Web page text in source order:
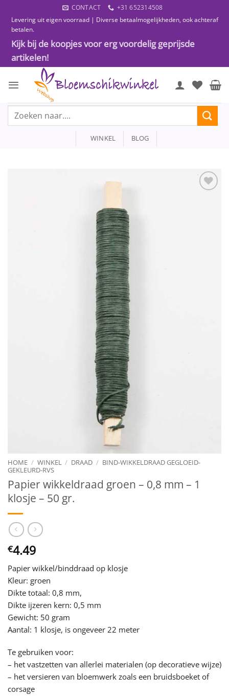
naar
inhoud
CONTACT
+31 652314508
Levering uit eigen voorraad | Diverse betaalmogelijkheden, ook achteraf
betalen.
Kijk bij de koopjes voor erg voordelig geprijsde
artikelen!
Zoeken
WINKEL BLOG
HOME / WINKEL / DRAAD / BIND-WIKKELDRAAD GEGLOEID-
GEKLEURD-RVS
Papier wikkeldraad groen – 0,8 mm – 1
klosje – 50 gr.
€4.49
Papier wikkel/binddraad op klosje
Kleur: groen
Dikte totaal: 0,8 mm,
Dikte ijzeren kern: 0,5 mm
Gewicht: 50 gram
Aantal: 1 klosje, is ongeveer 22 meter
Te gebruiken voor:
– het vastzetten van allerlei materialen (op decoratieve wijze)
– het versieren van bloemwerk zoals een bruidsboeket of
corsage